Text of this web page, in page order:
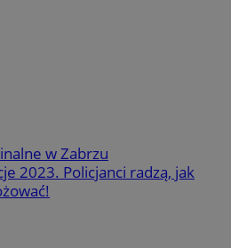
w Zabrzu
2023. Policjanci radzą, jak